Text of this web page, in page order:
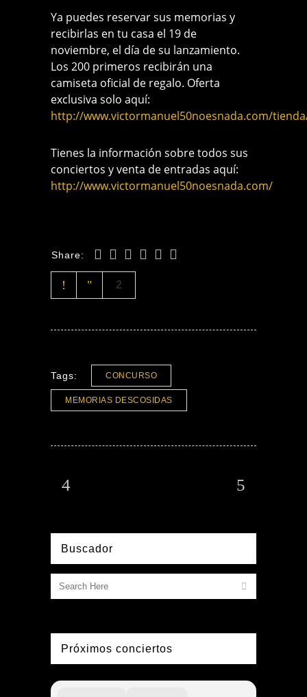
Ya puedes reservar sus memorias y
recibirlas en tu casa el 19 de
noviembre, el día de su lanzamiento.
Los 200 primeros recibirán una
camiseta oficial de regalo. Oferta
exclusiva solo aquí:
http://www.victormanuel50noesnada.com/
Tienes la información sobre todos sus
conciertos y venta de entradas aquí:
http://www.victormanuel50noesnada.com/
Share:
2
Tags: CONCURSO
MEMORIAS DESCOSIDAS
Buscador
Próximos conciertos